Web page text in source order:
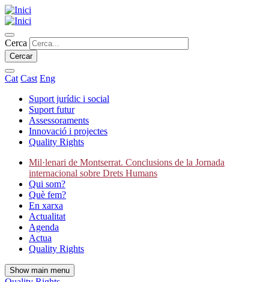
Vés
al
contingut
Cercar
Cerca
Cat Cast Eng
Secondary
navigation
Suport jurídic i social
Suport futur
Assessoraments
Innovació i projectes
Quality Rights
Main
navigation
Mil·lenari de Montserrat. Conclusions de la Jornada
internacional sobre Drets Humans
Qui som?
Què fem?
En xarxa
Actualitat
Agenda
Actua
Quality Rights
Show main menu